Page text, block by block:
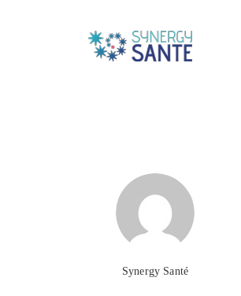
Synergy Santé